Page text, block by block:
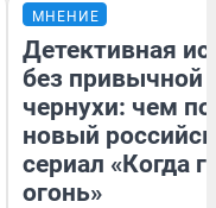
МНЕНИЕ
Детективная
без привычной
чернухи: чем
новый
сериал «Когда
огонь»